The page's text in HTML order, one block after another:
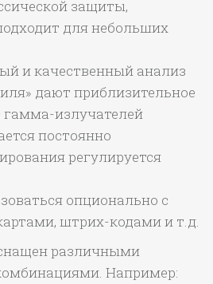
защиты,
для небольших
и качественный анализ
дают приблизительное
излучателей
постоянно
регулируется
опционально с
штрих-кодами и т.д.
различными
Например: